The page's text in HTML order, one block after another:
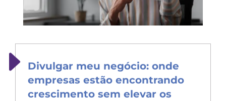
Divulgar meu negócio: onde
empresas estão encontrando
crescimento sem elevar os